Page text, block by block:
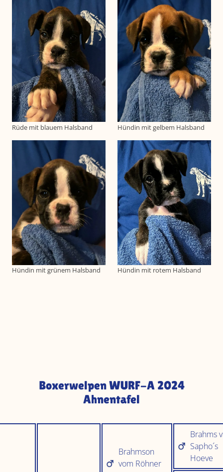
Rüde mit blauem Halsband Hündin mit gelbem Halsband
Hündin mit grünem Halsband Hündin mit rotem Halsband
Boxerwelpen WURF-A 2024
Ahnentafel
Brahmson
vom Röhner
Brahms
Sapho´s
Hoeve